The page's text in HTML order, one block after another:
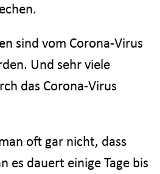
sind vom Corona-Virus
Und sehr viele
das Corona-Virus
oft gar nicht, dass
es dauert einige Tage bis